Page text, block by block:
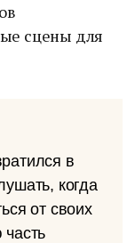
сцены для
в
когда
от своих